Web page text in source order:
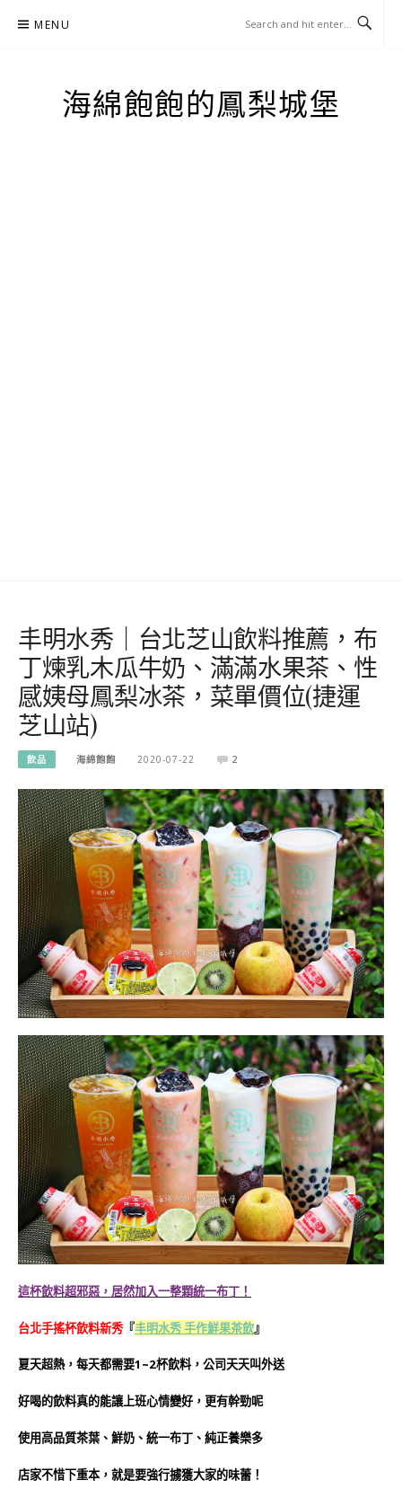
MENU
海綿飽飽的鳳梨城堡
丰明水秀｜台北芝山飲料推薦，布
丁煉乳木瓜牛奶、滿滿水果茶、性
感姨母鳳梨冰茶，菜單價位(捷運
芝山站)
飲品 海綿飽飽 2020-07-22 2
這杯飲料超邪惡，居然加入一整顆統一布丁！
台北手搖杯飲料新秀『丰明水秀 手作鮮果茶飲』
夏天超熱，每天都需要1~2杯飲料，公司天天叫外送
好喝的飲料真的能讓上班心情變好，更有幹勁呢
使用高品質茶葉、鮮奶、統一布丁、純正養樂多
店家不惜下重本，就是要強行擄獲大家的味蕾！